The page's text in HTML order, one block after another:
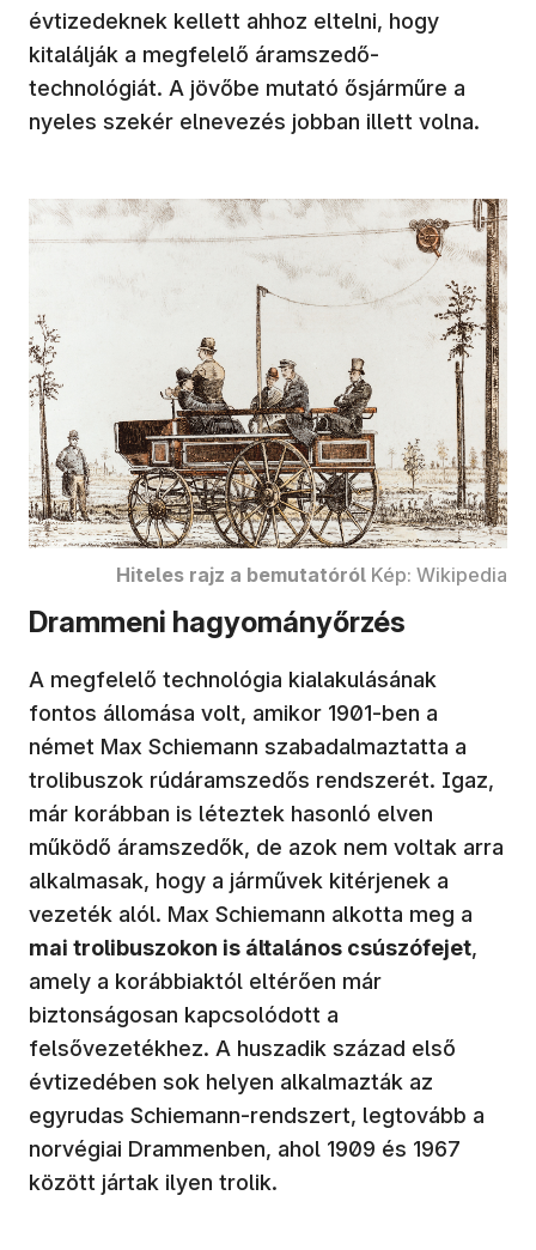
évtizedeknek kellett ahhoz eltelni, hogy
kitalálják a megfelelő áramszedő-
technológiát. A jövőbe mutató ősjárműre a
nyeles szekér elnevezés jobban illett volna.
Hiteles rajz a bemutatóról Kép: Wikipedia
Drammeni hagyományőrzés
A megfelelő technológia kialakulásának
fontos állomása volt, amikor 1901-ben a
német Max Schiemann szabadalmaztatta a
trolibuszok rúdáramszedős rendszerét. Igaz,
már korábban is léteztek hasonló elven
működő áramszedők, de azok nem voltak arra
alkalmasak, hogy a járművek kitérjenek a
vezeték alól. Max Schiemann alkotta meg a
mai trolibuszokon is általános csúszófejet,
amely a korábbiaktól eltérően már
biztonságosan kapcsolódott a
felsővezetékhez. A huszadik század első
évtizedében sok helyen alkalmazták az
egyrudas Schiemann-rendszert, legtovább a
norvégiai Drammenben, ahol 1909 és 1967
között jártak ilyen trolik.